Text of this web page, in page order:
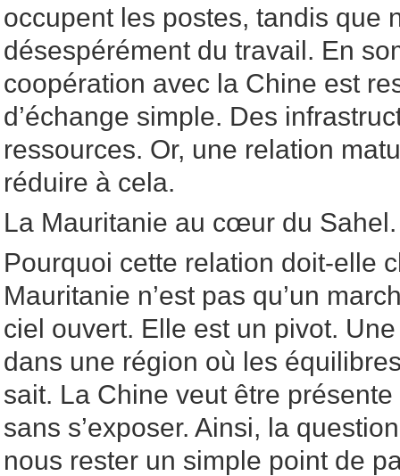
occupent les postes, tandis que
désespérément du travail. En
coopération avec la Chine est
d’échange simple. Des
ressources. Or, une relation
réduire à cela.
La Mauritanie au cœur du Sahel.
Pourquoi cette relation doit-elle
Mauritanie n’est pas qu’un
ciel ouvert. Elle est un pivot.
dans une région où les
sait. La Chine veut être
sans s’exposer. Ainsi, la
nous rester un simple point de